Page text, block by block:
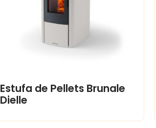
Estufa de Pellets Brunale
Dielle